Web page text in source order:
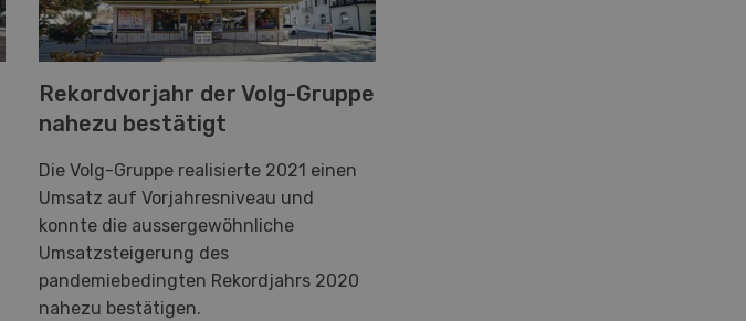
Rekordvorjahr der Volg-Gruppe
nahezu bestätigt
Die Volg-Gruppe realisierte 2021 einen
Umsatz auf Vorjahresniveau und
konnte die aussergewöhnliche
Umsatzsteigerung des
pandemiebedingten Rekordjahrs 2020
nahezu bestätigen.